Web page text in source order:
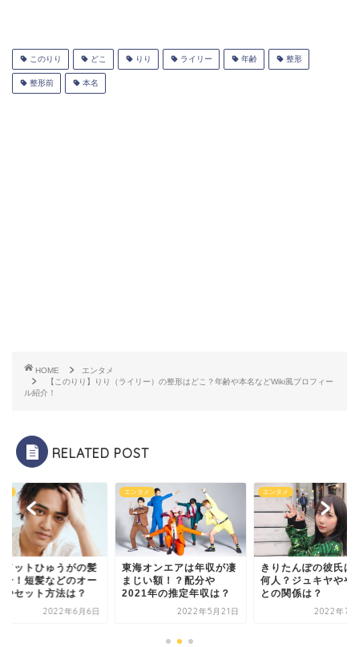
このりり どこ りり ライリー 年齢 整形
整形前 本名
HOME
エンタメ
【このりり】りり（ライリー）の整形はどこ？年齢や本名などWiki風プロフィー
ル紹介！
RELATED POST
タメ
オンエアは年収が凄
い額！？配分や
年の推定年収は？
2022年5月21日
エンタメ
きりたんぽの彼氏は歴代
何人？ジュキヤややまと
との関係は？
2022年7月22日
エンタメ
コムドットひゅう
型紹介！短髪など
ダーやセット方法
2022年